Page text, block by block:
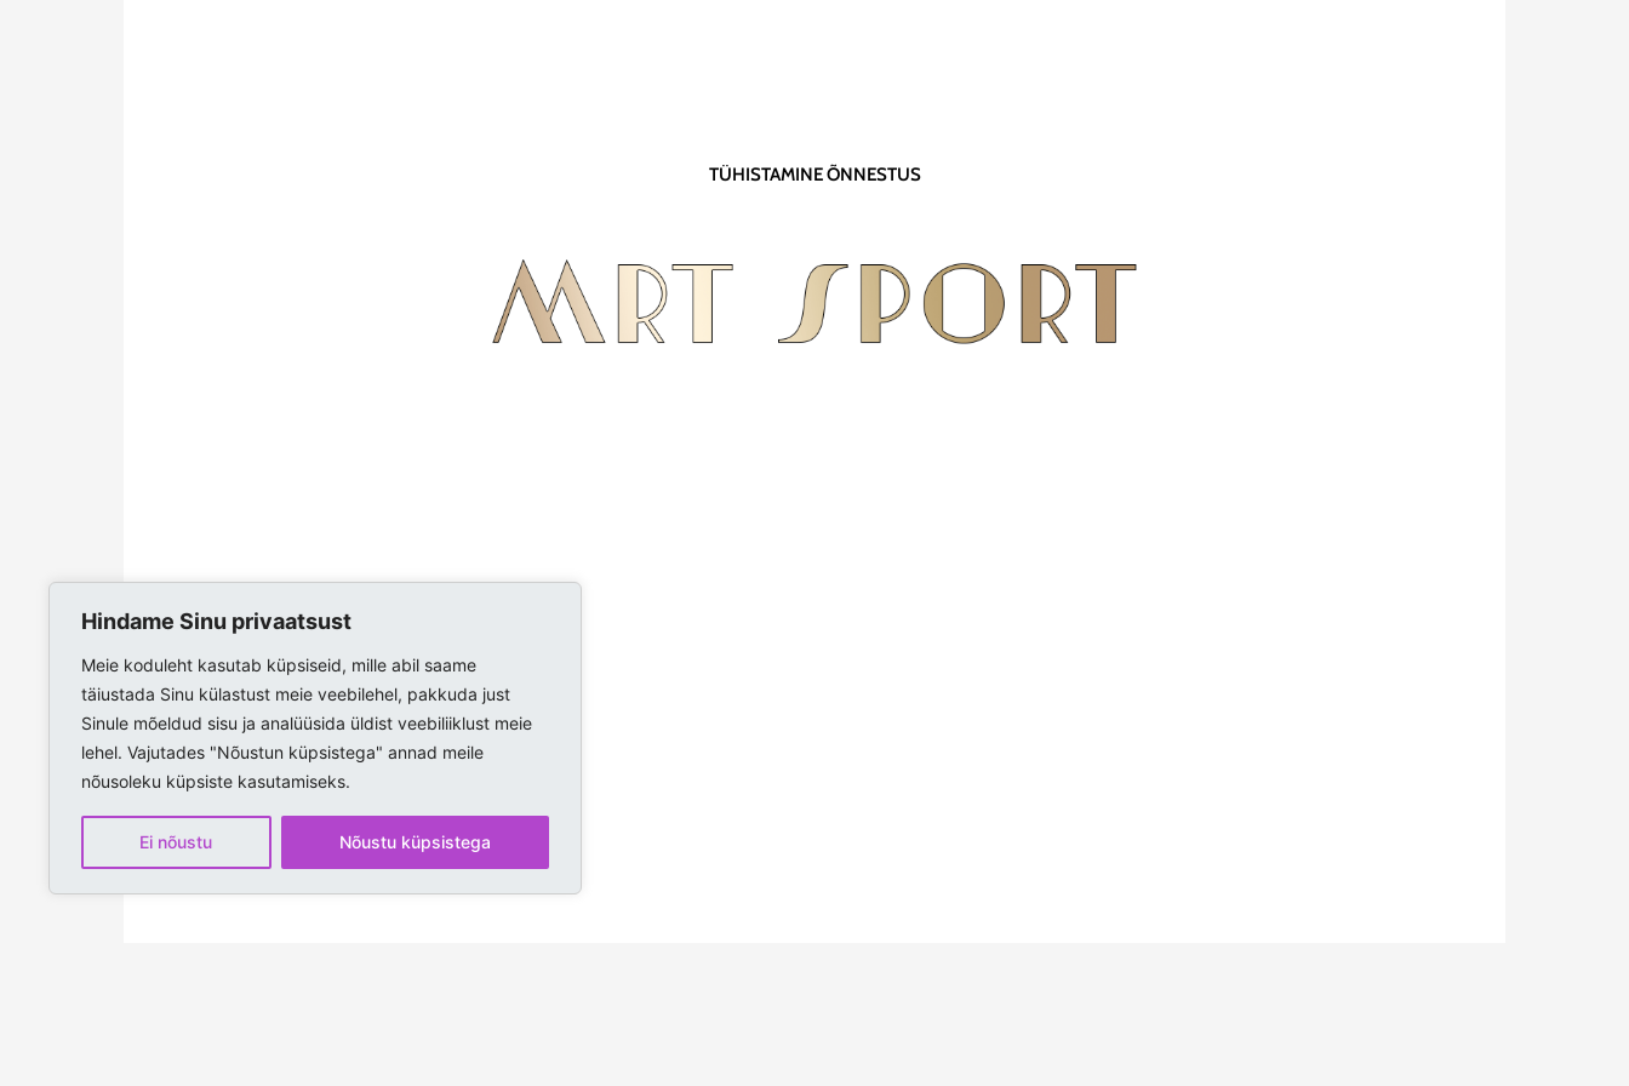
Hindame Sinu privaatsust
Meie koduleht kasutab küpsiseid, mille abil saame
täiustada Sinu külastust meie veebilehel, pakkuda just
Sinule mõeldud sisu ja analüüsida üldist veebiliiklust meie
lehel. Vajutades "Nõustun küpsistega" annad meile
nõusoleku küpsiste kasutamiseks.
Ei nõustu Nõustu küpsistega
TÜHISTAMINE ÕNNESTUS